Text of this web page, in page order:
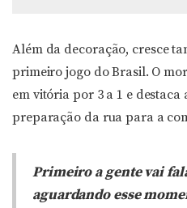
Além da decoração, cresce
primeiro jogo do Brasil. O
em vitória por 3 a 1 e
preparação da rua para a
Primeiro a gente vai
aguardando esse